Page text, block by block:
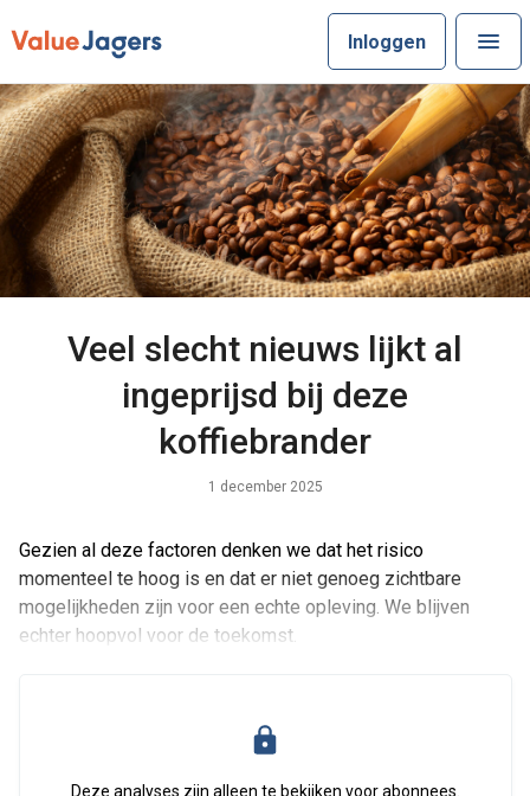
Inloggen
Veel slecht nieuws lijkt al
ingeprijsd bij deze
koffiebrander
1 december 2025
Gezien al deze factoren denken we dat het risico
momenteel te hoog is en dat er niet genoeg zichtbare
mogelijkheden zijn voor een echte opleving. We blijven
echter hoopvol voor de toekomst.
Deze analyses zijn alleen te bekijken voor abonnees.